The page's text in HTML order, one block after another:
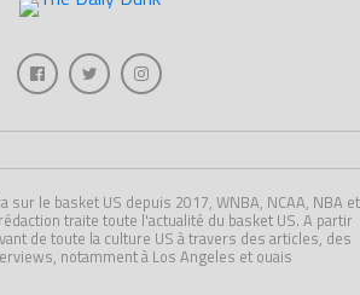
sur le basket US depuis 2017, WNBA, NCAA, NBA et
traite toute l'actualité du basket US. A partir
de toute la culture US à travers des articles, des
notamment à Los Angeles et ouais